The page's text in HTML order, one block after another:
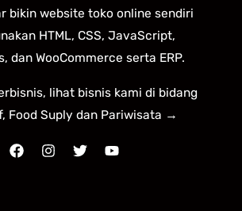
bikin website toko online sendiri
HTML, CSS, JavaScript,
dan WooCommerce serta ERP.
lihat bisnis kami di bidang
Food Suply dan Pariwisata →